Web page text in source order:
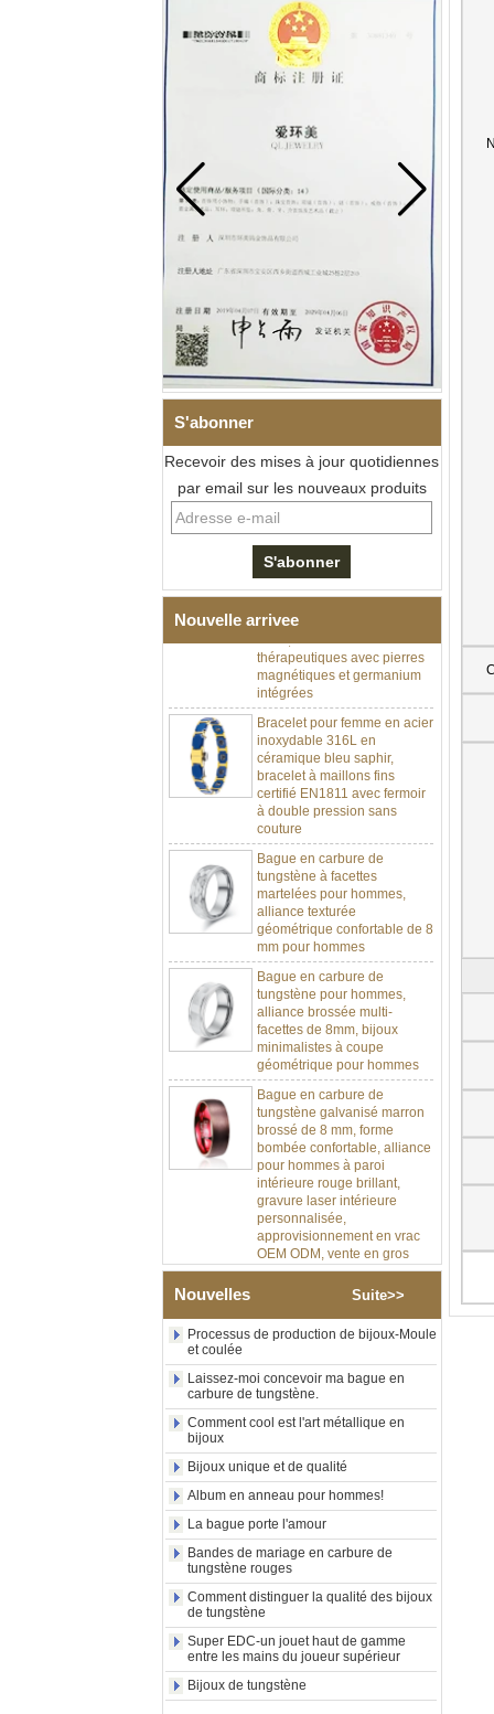
S'abonner
Recevoir des mises à jour quotidiennes
par email sur les nouveaux produits
Nouvelle arrivee
Bracelet à maillons I en acier
inoxydable 304 en
céramique de zircone noire
pour hommes, fermoir
316L, bracelet à maillons
thérapeutiques avec pierres
magnétiques et germanium
intégrées
Bracelet pour femme en acier
inoxydable 316L en
céramique bleu saphir,
bracelet à maillons fins
certifié EN1811 avec fermoir
à double pression sans
couture
Bague en carbure de
tungstène à facettes
martelées pour hommes,
alliance texturée
géométrique confortable de 8
mm pour hommes
Bague en carbure de
tungstène pour hommes,
alliance brossée multi-
facettes de 8mm, bijoux
minimalistes à coupe
géométrique pour hommes
Bague en carbure de
tungstène galvanisé marron
brossé de 8 mm, forme
bombée confortable, alliance
pour hommes à paroi
intérieure rouge brillant,
gravure laser intérieure
personnalisée,
approvisionnement en vrac
OEM ODM, vente en gros
d'usine
tungstène argenté poli de 8
mm, incrustation centrale
d'opale bleue écrasée avec
synthétique, alliance pour
hommes, gravure laser
intérieure personnalisée,
approvisionnement en vrac
d'usin
Bague en carbure de
tungstène avec chevalière
carrée polie noire,
incrustation en bois avec
motif croisé en coquille
d'ormeau, bague de
déclaration religieuse pour
hommes, gravure intérieure
personnalisée,
approvisionnement en vrac
OEM ODM, vente en
Bague en carbure de
Nouvelles Suite>>
Processus de production de bijoux-Moule
et coulée
Laissez-moi concevoir ma bague en
carbure de tungstène.
Comment cool est l'art métallique en
bijoux
Bijoux unique et de qualité
Album en anneau pour hommes!
La bague porte l'amour
Bandes de mariage en carbure de
tungstène rouges
Comment distinguer la qualité des bijoux
de tungstène
Super EDC-un jouet haut de gamme
entre les mains du joueur supérieur
Bijoux de tungstène